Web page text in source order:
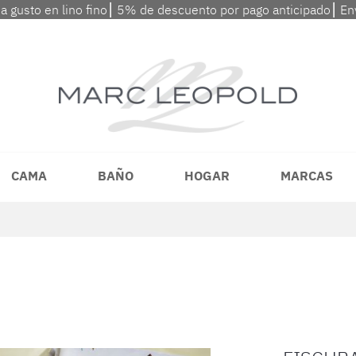
gusto en lino fino⎮ 5% de descuento por pago anticipado⎮
CAMA BAÑO HOGAR MARCAS